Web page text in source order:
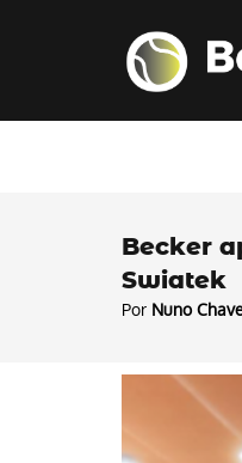
Becker
Swiatek
Por Nuno